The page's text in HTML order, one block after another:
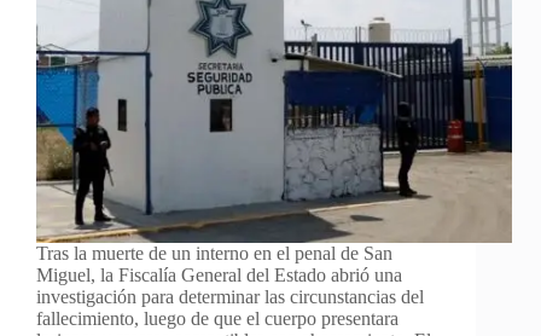
Tras la muerte de un interno en el penal de San
Miguel, la Fiscalía General del Estado abrió una
investigación para determinar las circunstancias del
fallecimiento, luego de que el cuerpo presentara